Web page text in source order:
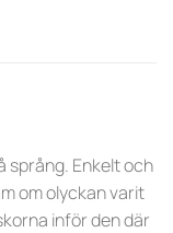
språng. Enkelt och
om olyckan varit
inför den där